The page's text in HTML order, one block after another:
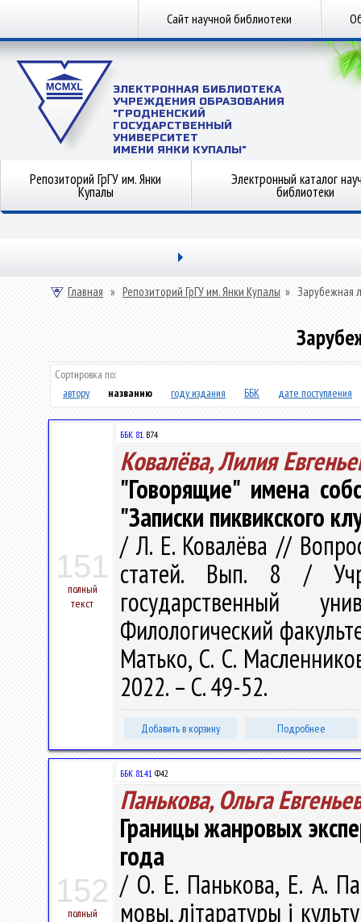
Сайт научной библиотеки
ЭЛЕКТРОННАЯ БИБЛИОТЕКА
УЧРЕЖДЕНИЯ ОБРАЗОВАНИЯ
"ГРОДНЕНСКИЙ
ГОСУДАРСТВЕННЫЙ
УНИВЕРСИТЕТ
ИМЕНИ ЯНКИ КУПАЛЫ"
Репозиторий ГрГУ им. Янки
Купалы
Электронный каталог
библиотеки
Главная » Репозиторий ГрГУ им. Янки Купалы » Зарубежная
Сортировка по:
автору
названию году издания ББК дате поступления
151
полный
текст
ББК 81.В74
Ковалёва, Лилия
"Говорящие" имена
"Записки пиквикского
/ Л. Е. Ковалёва //
статей. Вып. 8 /
государственный
Филологический
Матько, С. С.
2022. – С. 49-52.
Добавить в корзину Подробнее
152
полный
ББК 81.41 Ф42
Панькова, Ольга
Границы жанровых
года
/ О. Е. Панькова, Е. А.
мовы, літаратуры і